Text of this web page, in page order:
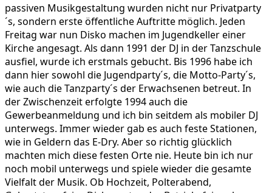
passiven Musikgestaltung wurden nicht nur Privatparty
´s, sondern erste öffentliche Auftritte möglich. Jeden
Freitag war nun Disko machen im Jugendkeller einer
Kirche angesagt. Als dann 1991 der DJ in der Tanzschule
ausfiel, wurde ich erstmals gebucht. Bis 1996 habe ich
dann hier sowohl die Jugendparty´s, die Motto-Party´s,
wie auch die Tanzparty´s der Erwachsenen betreut. In
der Zwischenzeit erfolgte 1994 auch die
Gewerbeanmeldung und ich bin seitdem als mobiler DJ
unterwegs. Immer wieder gab es auch feste Stationen,
wie in Geldern das E-Dry. Aber so richtig glücklich
machten mich diese festen Orte nie. Heute bin ich nur
noch mobil unterwegs und spiele wieder die gesamte
Vielfalt der Musik. Ob Hochzeit, Polterabend,